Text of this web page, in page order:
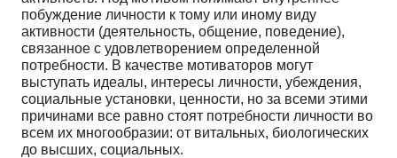
побуждение личности к тому или иному виду
активности (деятельность, общение, поведение),
связанное с удовлетворением определенной
потребности. В качестве мотиваторов могут
выступать идеалы, интересы личности, убеждения,
социальные установки, ценности, но за всеми этими
причинами все равно стоят потребности личности во
всем их многообразии: от витальных, биологических
до высших, социальных.